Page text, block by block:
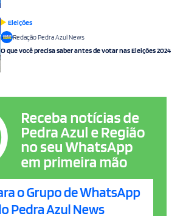
Eleições
Redação Pedra Azul News
O que você precisa saber antes de votar nas Eleições 2024